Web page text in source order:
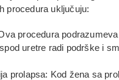
procedura uključuju:
procedura
uretre radi podrške i
prolapsa: Kod žena sa